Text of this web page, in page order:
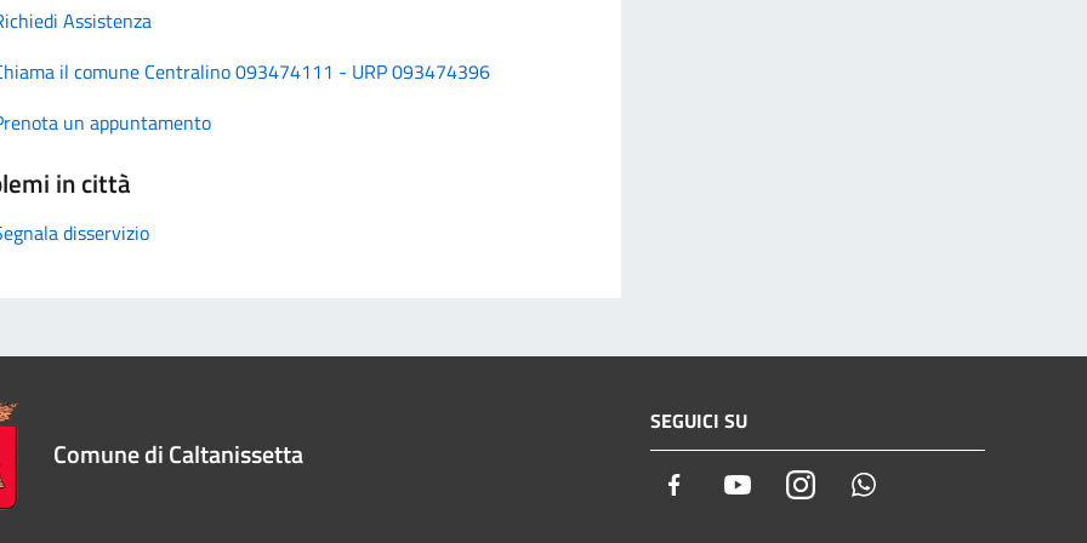
Assistenza
il comune Centralino 093474111 - URP 093474396
un appuntamento
in città
disservizio
Comune di Caltanissetta
SEGUICI SU
Facebook YoutubeInstagram